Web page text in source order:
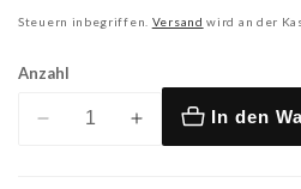
Preis
Steuern inbegriffen. Versand wird an der
Anzahl
Verringere
Erhöhe
In den